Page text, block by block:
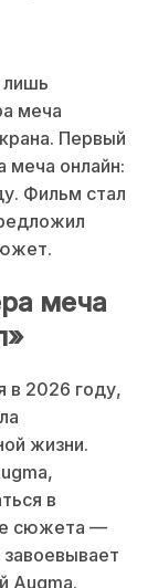
лишь
меча
Первый
онлайн:
Фильм стал
меча
в 2026 году,
жизни.
в
сюжета —
Augma.